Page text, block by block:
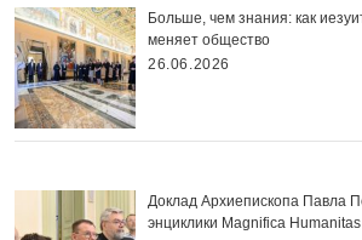
Больше, чем знания: как
меняет общество
26.06.2026
Доклад Архиепископа Павла
энциклики Magnifica